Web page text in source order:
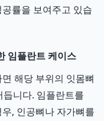
률을 보여주고 있습
임플란트 케이스
해당 부위의 잇몸뼈
니다. 임플란트를
, 인공뼈나 자가뼈를